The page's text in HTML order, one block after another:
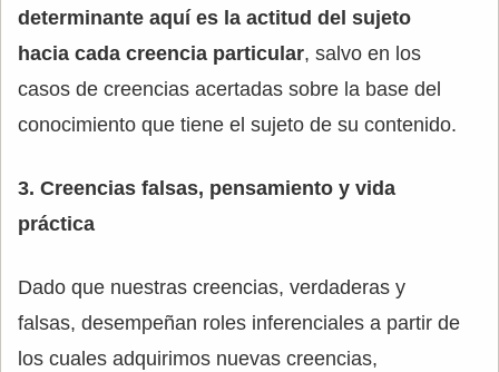
determinante aquí es la actitud del sujeto
hacia cada creencia particular, salvo en los
casos de creencias acertadas sobre la base del
conocimiento que tiene el sujeto de su contenido.
3. Creencias falsas, pensamiento y vida
práctica
Dado que nuestras creencias, verdaderas y
falsas, desempeñan roles inferenciales a partir de
los cuales adquirimos nuevas creencias,